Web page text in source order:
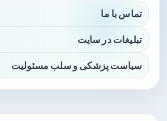
تماس با ما
تبلیغات در سایت
سیاست پزشکی و سلب مسئولیت